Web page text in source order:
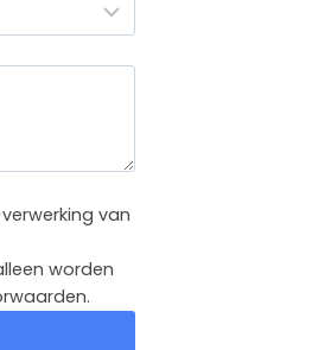
van
worden